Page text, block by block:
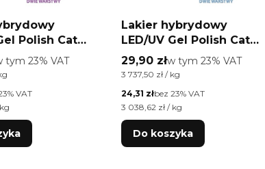
Polish Cat
Water Nr 263
Nails
tym %s VAT
tym 23% VAT
brutto
VAT
netto
Lakier hybrydowy
LED/UV Gel Polish Cat
Eye Crystal Water Nr 262
Mist Molly Nails HEMA/Di-
Cena brutto
29,90 złw tym %s VAT
w tym 23% VAT
Cena jednostkowa brutto
3 737,50 zł / kg
Cena netto
24,31 złbez 23% VAT
Cena jednostkowa netto
3 038,62 zł / kg
Do koszyka